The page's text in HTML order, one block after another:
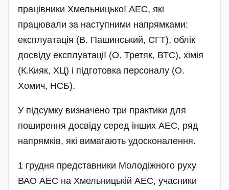
працівники Хмельницької АЕС, які
працювали за наступними напрямками:
експлуатація (В. Пашинський, СГТ), облік
досвіду експлуатації (О. Третяк, ВТС), хімія
(К.Кияк, ХЦ) і підготовка персоналу (О.
Хомич, НСБ).
У підсумку визначено три практики для
поширення досвіду серед інших АЕС, ряд
напрямків, які вимагають удосконалення.
1 грудня представники Молодіжного руху
ВАО АЕС на Хмельницькій АЕС, учасники